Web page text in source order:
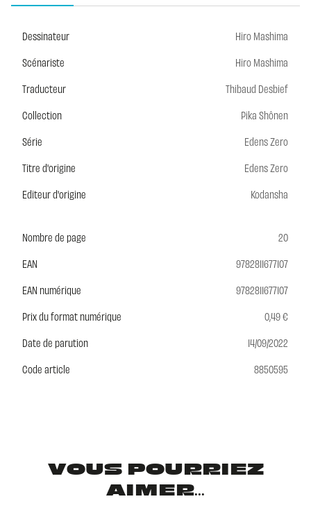
Dessinateur
Hiro Mashima
Scénariste
Hiro Mashima
Traducteur
Thibaud Desbief
Collection
Pika Shônen
Série
Edens Zero
Titre d'origine
Edens Zero
Editeur d'origine
Kodansha
Nombre de page
20
EAN
9782811677107
EAN numérique
9782811677107
Prix du format numérique
0,49 €
Date de parution
14/09/2022
Code article
8850595
VOUS POURRIEZ
AIMER...